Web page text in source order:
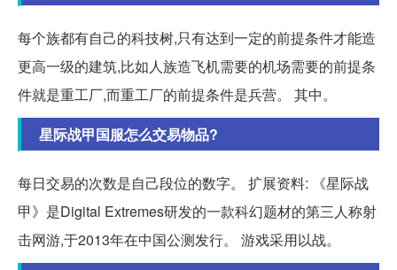
每个族都有自己的科技树,只有达到一定的前提条件才能造
更高一级的建筑,比如人族造飞机需要的机场需要的前提条
件就是重工厂,而重工厂的前提条件是兵营。 其中。
星际战甲国服怎么交易物品?
每日交易的次数是自己段位的数字。 扩展资料: 《星际战
甲》是Digital Extremes研发的一款科幻题材的第三人称射
击网游,于2013年在中国公测发行。 游戏采用以战。